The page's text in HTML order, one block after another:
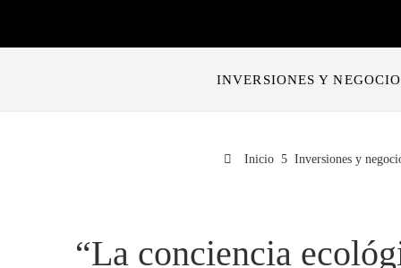
INVERSIONES Y
Inicio Inversiones y
“La conciencia